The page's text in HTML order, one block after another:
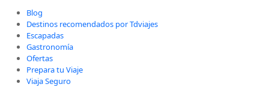
Blog
Destinos recomendados por Tdviajes
Escapadas
Gastronomía
Ofertas
Prepara tu Viaje
Viaja Seguro